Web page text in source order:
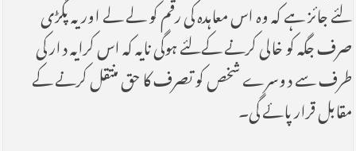
لئے جائز ہے کہ وہ اس معاہدہ کی رقم کو لے لے اور یہ پگڑی
صرف جگہ کو خالی کرنے کےلئے ہوگی نایہ کہ اس کرایہ دار کی
طرف سے دوسرے شخص کو تصرف کا حق منتقل کرنے کے
مقابل قرار پائے گی۔